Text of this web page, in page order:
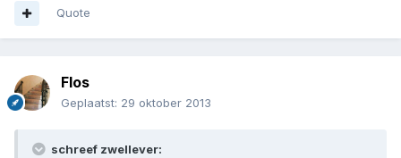
Quote
Flos
Geplaatst: 29 oktober 2013
schreef zwellever: